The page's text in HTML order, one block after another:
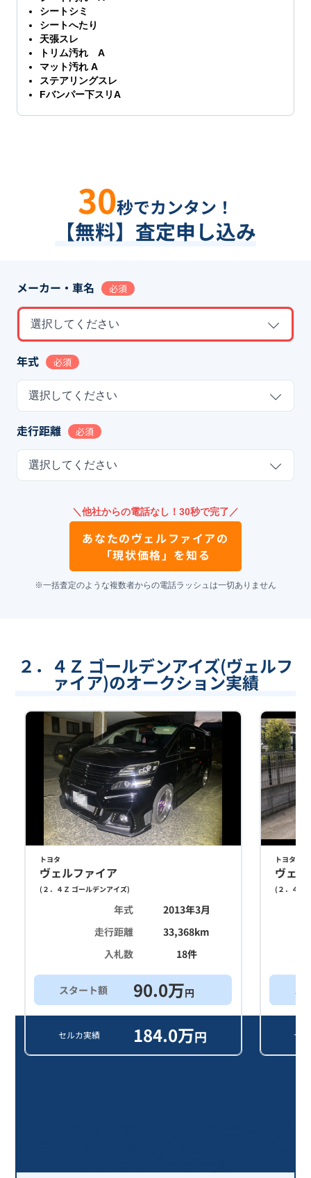
シートシミ
シートへたり
天張スレ
トリム汚れ A
マット汚れ A
ステアリングスレ
Fバンパー下スリA
30秒でカンタン！
【無料】査定申し込み
メーカー・車名 必須
選択してください
年式 必須
選択してください
走行距離 必須
選択してください
＼他社からの電話なし！30秒で完了／
あなたのヴェルファイアの
「現状価格」を知る
※一括査定のような複数者からの電話ラッシュは一切ありません
２．４Ｚ ゴールデンアイズ(ヴェルフ
ァイア)のオークション実績
トヨタ
ヴェルファイア
( ２．４Ｚ ゴールデンアイズ)
年式
2013年3月
走行距離
33,368km
入札数
18件
スタート額 90.0万円
セルカ実績 184.0万円
トヨタ
ヴェ
( ２．４Ｚ
ス
セ